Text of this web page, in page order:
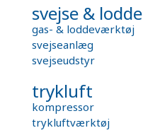
svejse & lodde
gas- & loddeværktøj
svejseanlæg
svejseudstyr
trykluft
kompressor
trykluftværktøj